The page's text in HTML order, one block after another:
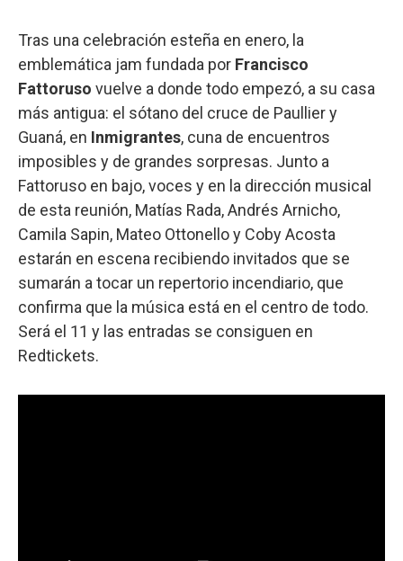
Tras una celebración esteña en enero, la
emblemática jam fundada por Francisco
Fattoruso vuelve a donde todo empezó, a su casa
más antigua: el sótano del cruce de Paullier y
Guaná, en Inmigrantes, cuna de encuentros
imposibles y de grandes sorpresas. Junto a
Fattoruso en bajo, voces y en la dirección musical
de esta reunión, Matías Rada, Andrés Arnicho,
Camila Sapin, Mateo Ottonello y Coby Acosta
estarán en escena recibiendo invitados que se
sumarán a tocar un repertorio incendiario, que
confirma que la música está en el centro de todo.
Será el 11 y las entradas se consiguen en
Redtickets.